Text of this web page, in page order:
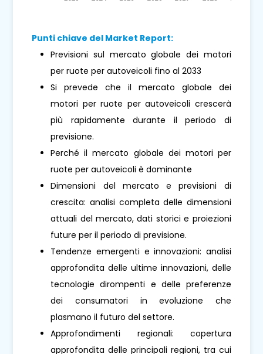
Punti chiave del Market Report:
Previsioni sul mercato globale dei motori
per ruote per autoveicoli fino al 2033
Si prevede che il mercato globale dei
motori per ruote per autoveicoli crescerà
più rapidamente durante il periodo di
previsione.
Perché il mercato globale dei motori per
ruote per autoveicoli è dominante
Dimensioni del mercato e previsioni di
crescita: analisi completa delle dimensioni
attuali del mercato, dati storici e proiezioni
future per il periodo di previsione.
Tendenze emergenti e innovazioni: analisi
approfondita delle ultime innovazioni, delle
tecnologie dirompenti e delle preferenze
dei consumatori in evoluzione che
plasmano il futuro del settore.
Approfondimenti regionali: copertura
approfondita delle principali regioni, tra cui